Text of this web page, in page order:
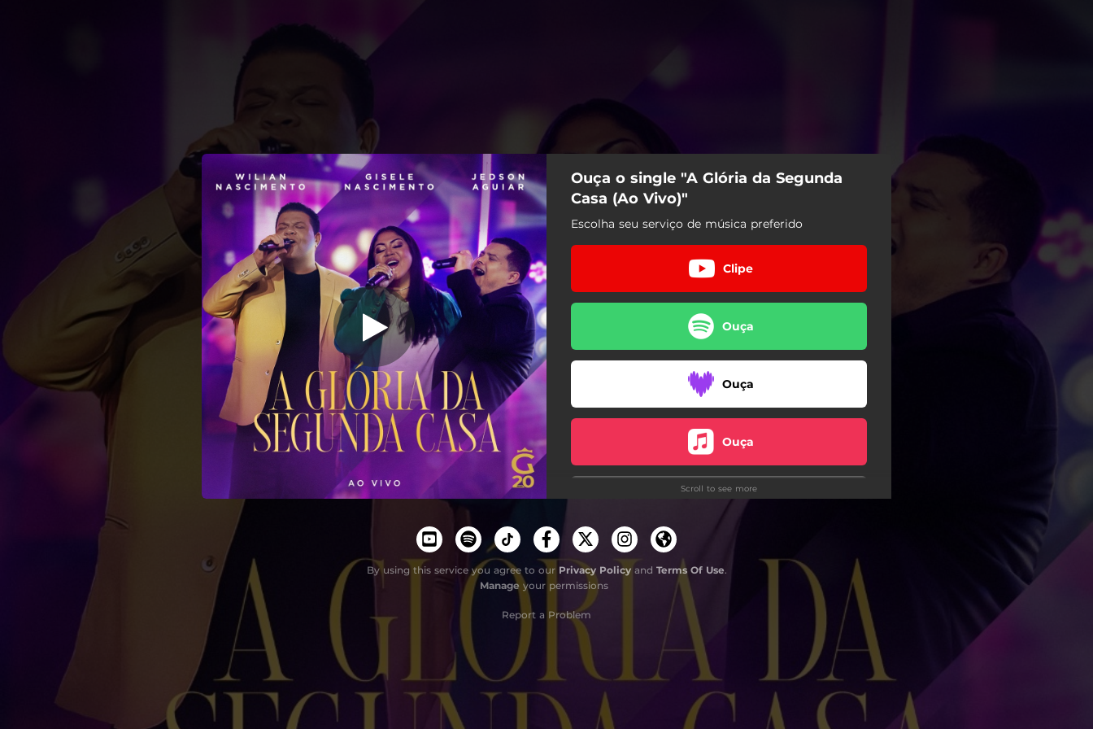
You're all set!
A Glória da Segunda Casa (Ao
Vivo)
A Glória da Segunda Casa (Ao Vivo)
Ouça o single "A Glória da Segunda
Casa (Ao Vivo)"
Escolha seu serviço de música preferido
Clipe
Ouça
Ouça
Ouça
Ouça
Scroll to see more
By using this service you agree to our Privacy Policyand Terms Of Use.
Manage your permissions
Report a Problem